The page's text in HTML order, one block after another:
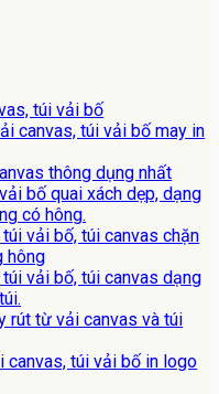
túi vải bố
canvas, túi vải bố may in
thông dụng nhất
bố quai xách dẹp, dạng
có hông.
vải bố, túi canvas chặn
hông
vải bố, túi canvas dạng
rút từ vải canvas và túi
túi vải bố in logo